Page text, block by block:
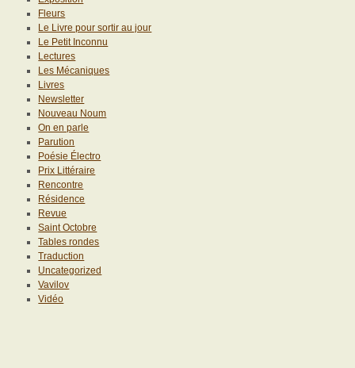
Fleurs
Le Livre pour sortir au jour
Le Petit Inconnu
Lectures
Les Mécaniques
Livres
Newsletter
Nouveau Noum
On en parle
Parution
Poésie Électro
Prix Littéraire
Rencontre
Résidence
Revue
Saint Octobre
Tables rondes
Traduction
Uncategorized
Vavilov
Vidéo